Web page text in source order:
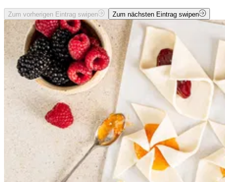
Zum vorherigen Eintrag swipen Zum nächsten Eintrag swipen